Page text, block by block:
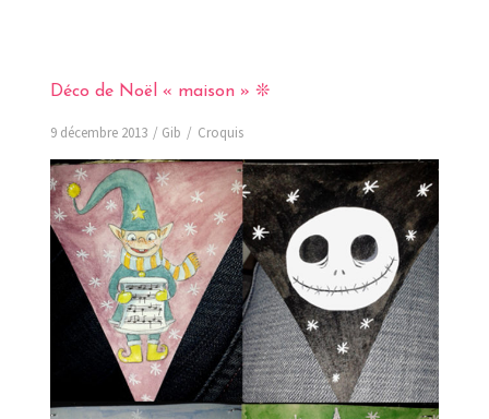
Déco de Noël « maison » ❊
9 décembre 2013 Gib Croquis